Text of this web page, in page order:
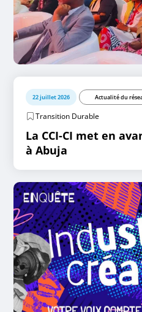
22 juillet 2026 Actualité du
Transition Durable
La CCI-CI met en
à Abuja